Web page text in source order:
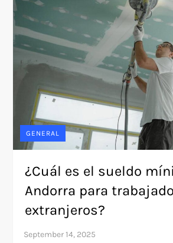
GENERAL
¿Cuál es el sueldo
Andorra para
extranjeros?